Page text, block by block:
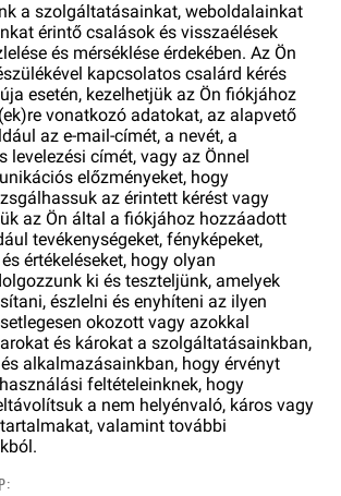
a szolgáltatásainkat, weboldalainkat
érintő csalások és visszaélések
és mérséklése érdekében. Az Ön
kapcsolatos csalárd kérés
esetén, kezelhetjük az Ön fiókjához
vonatkozó adatokat, az alapvető
az e-mail-címét, a nevét, a
levelezési címét, vagy az Önnel
előzményeket, hogy
az érintett kérést vagy
az Ön által a fiókjához hozzáadott
tevékenységeket, fényképeket,
értékeléseket, hogy olyan
ki és teszteljünk, amelyek
észlelni és enyhíteni az ilyen
okozott vagy azokkal
és károkat a szolgáltatásainkban,
alkalmazásainkban, hogy érvényt
feltételeinknek, hogy
a nem helyénvaló, káros vagy
valamint további